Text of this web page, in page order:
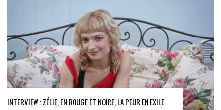
INTERVIEW : ZÉLIE, EN ROUGE ET NOIRE, LA PEUR EN EXILE.